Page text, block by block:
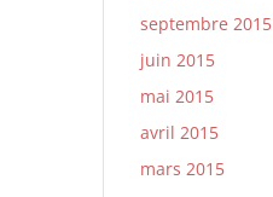
septembre 2015
juin 2015
mai 2015
avril 2015
mars 2015